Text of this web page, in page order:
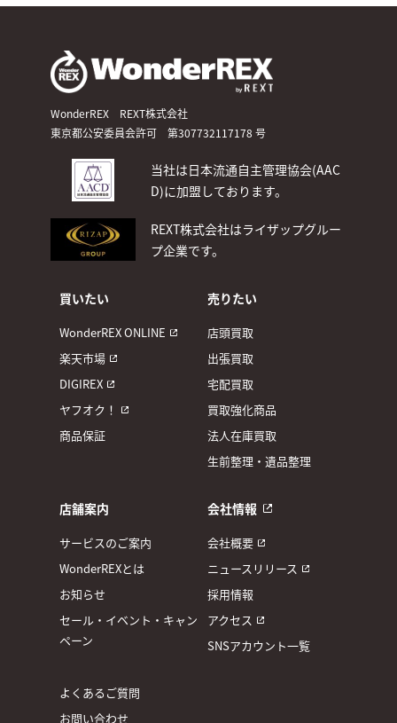
WonderREX REXT株式会社
東京都公安委員会許可 第307732117178 号
当社は日本流通自主管理協会(AAC
D)に加盟しております。
REXT株式会社はライザップグルー
プ企業です。
買いたい
WonderREX ONLINE
楽天市場
DIGIREX
ヤフオク！
商品保証
売りたい
店頭買取
出張買取
宅配買取
買取強化商品
法人在庫買取
生前整理・遺品整理
店舗案内
サービスのご案内
WonderREXとは
お知らせ
セール・イベント・キャン
ペーン
会社情報
会社概要
ニュースリリース
採用情報
アクセス
SNSアカウント一覧
よくあるご質問
お問い合わせ